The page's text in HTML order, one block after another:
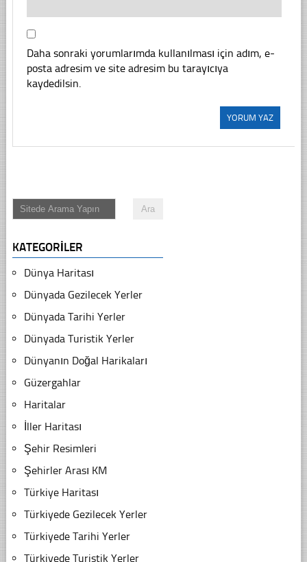
Daha sonraki yorumlarımda kullanılması için adım, e-
posta adresim ve site adresim bu tarayıcıya
kaydedilsin.
KATEGORILER
Dünya Haritası
Dünyada Gezilecek Yerler
Dünyada Tarihi Yerler
Dünyada Turistik Yerler
Dünyanın Doğal Harikaları
Güzergahlar
Haritalar
İller Haritası
Şehir Resimleri
Şehirler Arası KM
Türkiye Haritası
Türkiyede Gezilecek Yerler
Türkiyede Tarihi Yerler
Türkiyede Turistik Yerler